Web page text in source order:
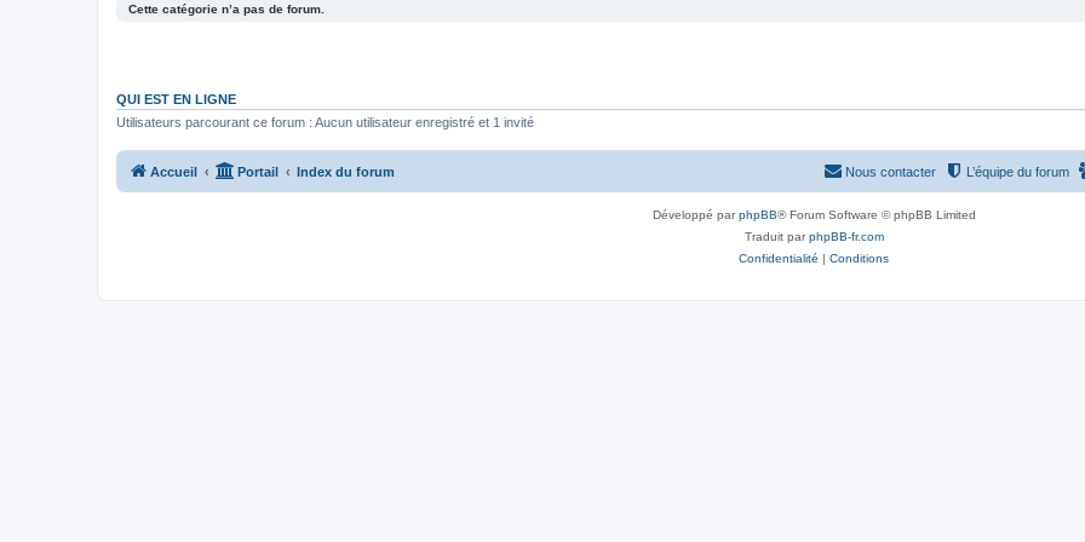
Cette catégorie n’a pas de forum.
QUI EST EN LIGNE
Utilisateurs parcourant ce forum : Aucun utilisateur enregistré et 1 invité
Accueil Portail Index du forum L’équipe du forum
Nous contacter
Développé parphpBB® Forum Software © phpBB Limited
Traduit parphpBB-fr.com
Confidentialité | Conditions